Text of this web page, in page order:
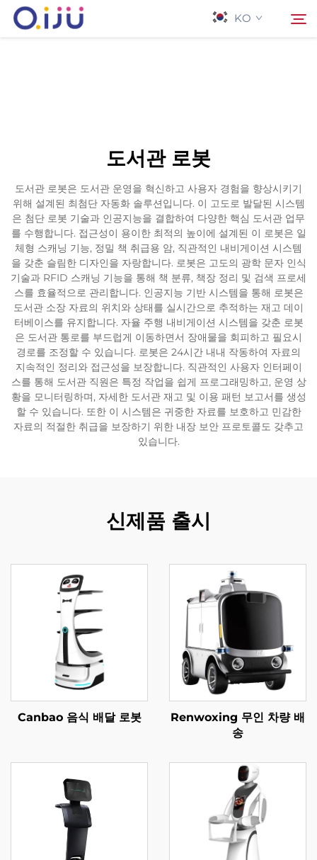
KO
응용 프로그램
사례
뉴스
서비스 지원
연락
도서관 로봇
도서관 로봇은 도서관 운영을 혁신하고 사용자 경험을 향상시키기
위해 설계된 최첨단 자동화 솔루션입니다. 이 고도로 발달된 시스템
은 첨단 로봇 기술과 인공지능을 결합하여 다양한 핵심 도서관 업무
를 수행합니다. 접근성이 용이한 최적의 높이에 설계된 이 로봇은 일
체형 스캐닝 기능, 정밀 책 취급용 암, 직관적인 내비게이션 시스템
을 갖춘 슬림한 디자인을 자랑합니다. 로봇은 고도의 광학 문자 인식
기술과 RFID 스캐닝 기능을 통해 책 분류, 책장 정리 및 검색 프로세
스를 효율적으로 관리합니다. 인공지능 기반 시스템을 통해 로봇은
도서관 소장 자료의 위치와 상태를 실시간으로 추적하는 재고 데이
터베이스를 유지합니다. 자율 주행 내비게이션 시스템을 갖춘 로봇
은 도서관 통로를 부드럽게 이동하면서 장애물을 회피하고 필요시
경로를 조정할 수 있습니다. 로봇은 24시간 내내 작동하여 자료의
지속적인 정리와 접근성을 보장합니다. 직관적인 사용자 인터페이
스를 통해 도서관 직원은 특정 작업을 쉽게 프로그래밍하고, 운영 상
황을 모니터링하며, 자세한 도서관 재고 및 이용 패턴 보고서를 생성
할 수 있습니다. 또한 이 시스템은 귀중한 자료를 보호하고 민감한
자료의 적절한 취급을 보장하기 위한 내장 보안 프로토콜도 갖추고
있습니다.
신제품 출시
Canbao 음식 배달 로봇
Renwoxing 무인 차량 배
송